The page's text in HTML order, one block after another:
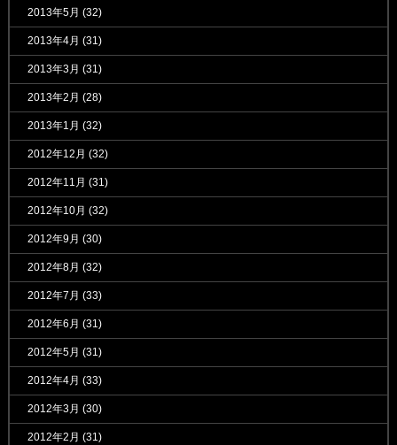
2013年5月 (32)
2013年4月 (31)
2013年3月 (31)
2013年2月 (28)
2013年1月 (32)
2012年12月 (32)
2012年11月 (31)
2012年10月 (32)
2012年9月 (30)
2012年8月 (32)
2012年7月 (33)
2012年6月 (31)
2012年5月 (31)
2012年4月 (33)
2012年3月 (30)
2012年2月 (31)